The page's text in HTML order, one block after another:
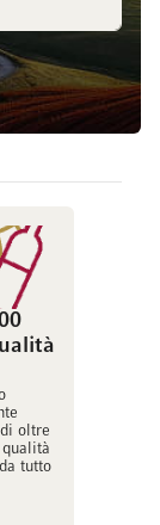
oltre
tutto